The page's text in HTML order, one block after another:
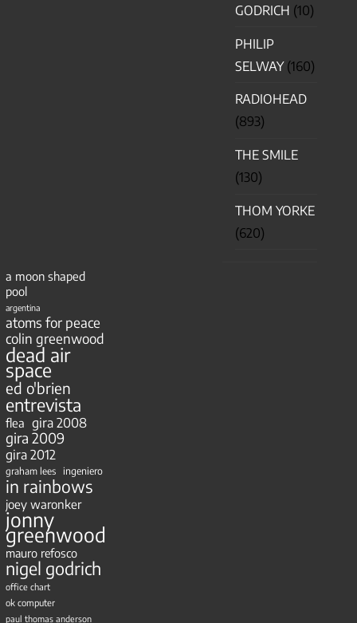
GODRICH (10)
PHILIP
SELWAY(160)
RADIOHEAD
(893)
THE SMILE
(130)
THOM YORKE
(620)
a moon shaped
pool
argentina
atoms for peace
colin greenwood
dead air
space
ed o'brien
entrevista
flea gira 2008
gira 2009
gira 2012
graham lees ingeniero
in rainbows
joey waronker
jonny
greenwood
mauro refosco
nigel godrich
office chart
ok computer
paul thomas anderson